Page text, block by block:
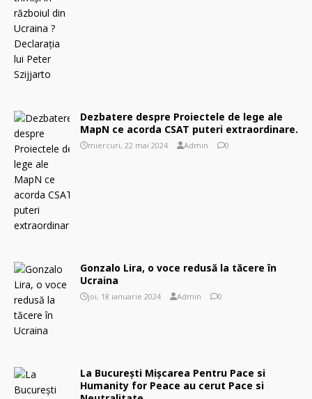
Dezbatere despre Proiectele de lege ale
MapN ce acorda CSAT puteri extraordinare.
miercuri, 22 mai 2024 Admin 0
Gonzalo Lira, o voce redusă la tăcere în
Ucraina
joi, 18 ianuarie 2024 Admin 0
La București Mișcarea Pentru Pace si
Humanity for Peace au cerut Pace si